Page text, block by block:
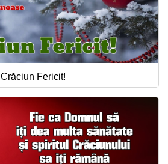
Crăciun Fericit!